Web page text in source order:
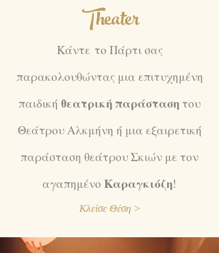
Theater
Κάντε το Πάρτι σας
παρακολουθώντας μια επιτυχημένη
παιδική θεατρική παράστασητου
Θεάτρου Αλκμήνη ή μια εξαιρετική
παράσταση θεάτρου Σκιών με τον
αγαπημένο Καραγκιόζη!
Κλείσε Θέση >